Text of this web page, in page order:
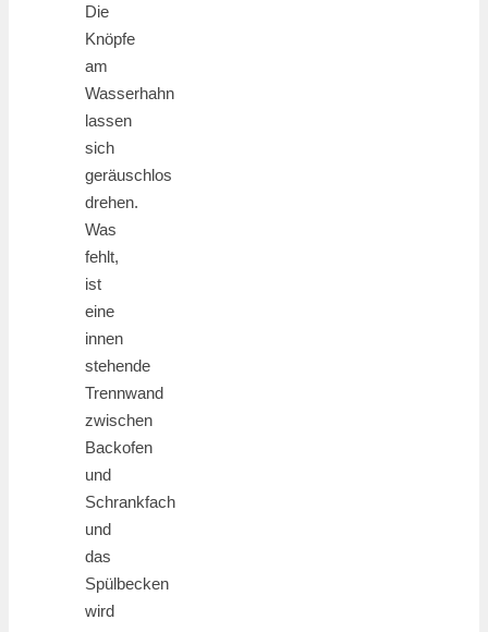
Die
Knöpfe
am
Wasserhahn
lassen
sich
geräuschlos
drehen.
Was
fehlt,
ist
eine
innen
stehende
Trennwand
zwischen
Backofen
und
Schrankfach
und
das
Spülbecken
wird